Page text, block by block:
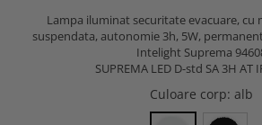
Lampa iluminat securitate evacuare, cu
suspendata, autonomie 3h, 5W,
Intelight Suprema
SUPREMA LED D-std SA 3H AT
Culoare corp: alb